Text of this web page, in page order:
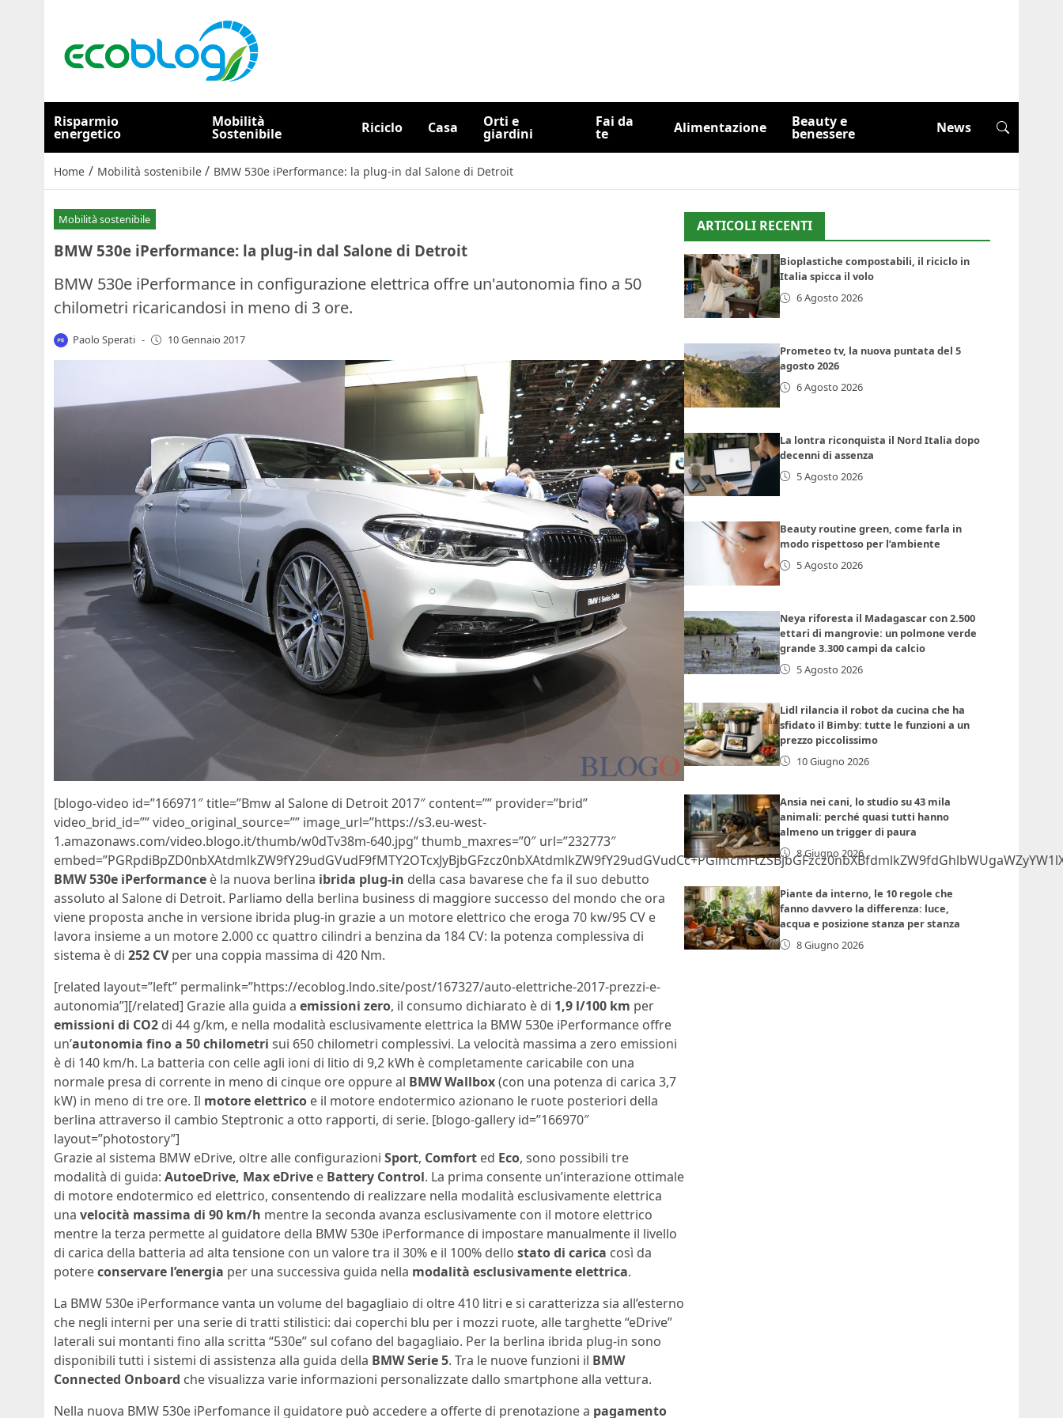
Risparmio
energetico
Mobilità
Sostenibile Riciclo Casa Orti e
giardini
Fai da
te Alimentazione Beauty e
benessere News
Home / Mobilità sostenibile / BMW 530e iPerformance: la plug-in dal Salone di Detroit
Mobilità sostenibile
BMW 530e iPerformance: la plug-in dal Salone di Detroit
BMW 530e iPerformance in configurazione elettrica offre un'autonomia fino a 50
chilometri ricaricandosi in meno di 3 ore.
Paolo Sperati - 10 Gennaio 2017
[blogo-video id=”166971″ title=”Bmw al Salone di Detroit 2017″ content=”” provider=”brid”
video_brid_id=”” video_original_source=”” image_url=”https://s3.eu-west-
1.amazonaws.com/video.blogo.it/thumb/w0dTv38m-640.jpg” thumb_maxres=”0″ url=”232773″
BMW 530e iPerformance è la nuova berlina ibrida plug-in della casa bavarese che fa il suo debutto
assoluto al Salone di Detroit. Parliamo della berlina business di maggiore successo del mondo che ora
viene proposta anche in versione ibrida plug-in grazie a un motore elettrico che eroga 70 kw/95 CV e
lavora insieme a un motore 2.000 cc quattro cilindri a benzina da 184 CV: la potenza complessiva di
sistema è di 252 CVper una coppia massima di 420 Nm.
[related layout=”left” permalink=”https://ecoblog.lndo.site/post/167327/auto-elettriche-2017-prezzi-e-
autonomia”][/related] Grazie alla guida a emissioni zero, il consumo dichiarato è di 1,9 l/100 km per
emissioni di CO2 di 44 g/km, e nella modalità esclusivamente elettrica la BMW 530e iPerformance offre
un’autonomia fino a 50 chilometri sui 650 chilometri complessivi. La velocità massima a zero emissioni
è di 140 km/h. La batteria con celle agli ioni di litio di 9,2 kWh è completamente caricabile con una
normale presa di corrente in meno di cinque ore oppure al BMW Wallbox(con una potenza di carica 3,7
kW) in meno di tre ore. Il motore elettrico e il motore endotermico azionano le ruote posteriori della
berlina attraverso il cambio Steptronic a otto rapporti, di serie. [blogo-gallery id=”166970″
layout=”photostory”]
Grazie al sistema BMW eDrive, oltre alle configurazioni Sport, Comfort ed Eco, sono possibili tre
modalità di guida: AutoeDrive, Max eDrive e Battery Control. La prima consente un’interazione ottimale
di motore endotermico ed elettrico, consentendo di realizzare nella modalità esclusivamente elettrica
una velocità massima di 90 km/h mentre la seconda avanza esclusivamente con il motore elettrico
mentre la terza permette al guidatore della BMW 530e iPerformance di impostare manualmente il livello
di carica della batteria ad alta tensione con un valore tra il 30% e il 100% dello stato di carica così da
potereconservare l’energia per una successiva guida nella modalità esclusivamente elettrica.
La BMW 530e iPerformance vanta un volume del bagagliaio di oltre 410 litri e si caratterizza sia all’esterno
che negli interni per una serie di tratti stilistici: dai coperchi blu per i mozzi ruote, alle targhette “eDrive”
laterali sui montanti fino alla scritta “530e” sul cofano del bagagliaio. Per la berlina ibrida plug-in sono
disponibili tutti i sistemi di assistenza alla guida della BMW Serie 5. Tra le nuove funzioni il BMW
Connected Onboard che visualizza varie informazioni personalizzate dallo smartphone alla vettura.
Nella nuova BMW 530e iPerfomance il guidatore può accedere a offerte di prenotazione a pagamento
ARTICOLI RECENTI
Bioplastiche compostabili, il riciclo in
Italia spicca il volo
6 Agosto 2026
Prometeo tv, la nuova puntata del 5
agosto 2026
6 Agosto 2026
La lontra riconquista il Nord Italia dopo
decenni di assenza
5 Agosto 2026
Beauty routine green, come farla in
modo rispettoso per l’ambiente
5 Agosto 2026
Neya riforesta il Madagascar con 2.500
ettari di mangrovie: un polmone verde
grande 3.300 campi da calcio
5 Agosto 2026
Lidl rilancia il robot da cucina che ha
sfidato il Bimby: tutte le funzioni a un
prezzo piccolissimo
10 Giugno 2026
Ansia nei cani, lo studio su 43 mila
animali: perché quasi tutti hanno
almeno un trigger di paura
8 Giugno 2026
Piante da interno, le 10 regole che
fanno davvero la differenza: luce,
acqua e posizione stanza per stanza
8 Giugno 2026